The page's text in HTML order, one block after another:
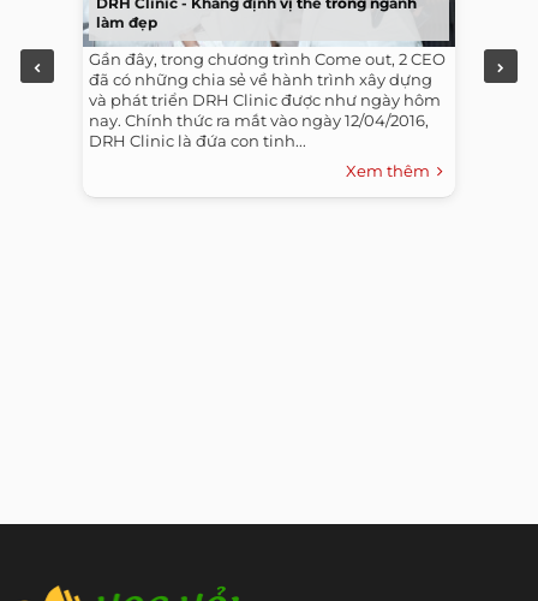
làm đẹp
Gần đây, trong chương trình Come out, 2 CEO
đã có những chia sẻ về hành trình xây dựng
và phát triển DRH Clinic được như ngày hôm
nay. Chính thức ra mắt vào ngày 12/04/2016,
DRH Clinic là đứa con tinh...
Xem thêm